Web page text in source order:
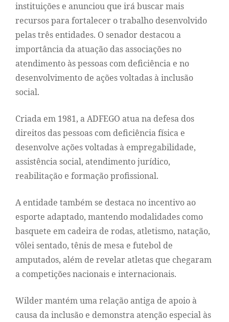
instituições e anunciou que irá buscar mais
recursos para fortalecer o trabalho desenvolvido
pelas três entidades. O senador destacou a
importância da atuação das associações no
atendimento às pessoas com deficiência e no
desenvolvimento de ações voltadas à inclusão
social.
Criada em 1981, a ADFEGO atua na defesa dos
direitos das pessoas com deficiência física e
desenvolve ações voltadas à empregabilidade,
assistência social, atendimento jurídico,
reabilitação e formação profissional.
A entidade também se destaca no incentivo ao
esporte adaptado, mantendo modalidades como
basquete em cadeira de rodas, atletismo, natação,
vôlei sentado, tênis de mesa e futebol de
amputados, além de revelar atletas que chegaram
a competições nacionais e internacionais.
Wilder mantém uma relação antiga de apoio à
causa da inclusão e demonstra atenção especial às